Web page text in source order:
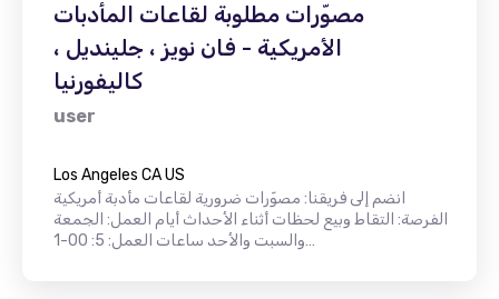
مصوّرات مطلوبة لقاعات المأدبات
الأمريكية - فان نويز ، جلينديل ،
كاليفورنيا
user
Los Angeles CA US
انضم إلى فريقنا: مصوّرات ضرورية لقاعات مأدبة أمريكية
الفرصة: التقاط وبيع لحظات أثناء الأحداث أيام العمل: الجمعة
والسبت والأحد ساعات العمل: 5: 00-1…